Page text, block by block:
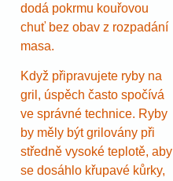
dodá pokrmu kouřovou
chuť bez obav z rozpadání
masa.
Když připravujete ryby na
gril, úspěch často spočívá
ve správné technice. Ryby
by měly být grilovány při
středně vysoké teplotě, aby
se dosáhlo křupavé kůrky,